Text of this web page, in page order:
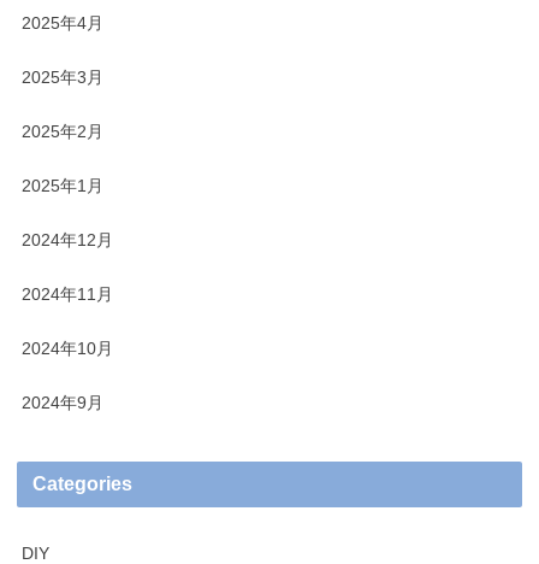
2025年4月
2025年3月
2025年2月
2025年1月
2024年12月
2024年11月
2024年10月
2024年9月
Categories
DIY